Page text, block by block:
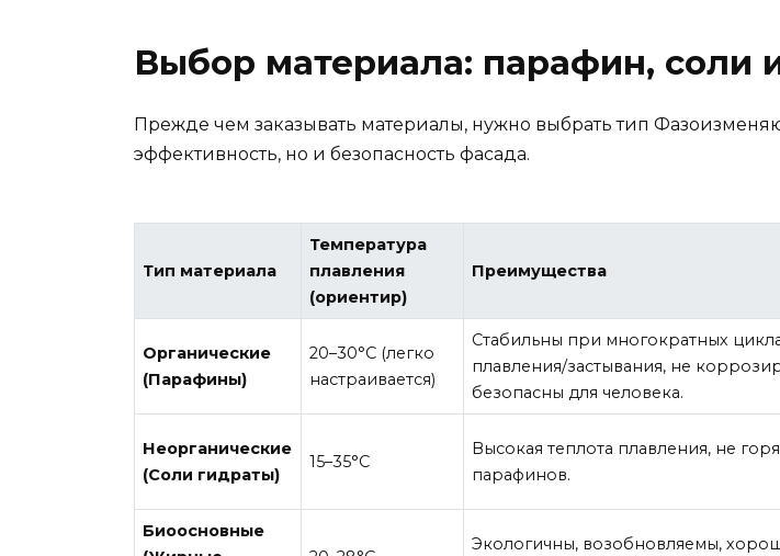
Выбор материала: парафин, соли
Прежде чем заказывать материалы, нужно выбрать тип
эффективность, но и безопасность фасада.
Тип материала
Температура
плавления
(ориентир)
Преимущества
Органические
(Парафины)
20–30°C (легко
настраивается)
Стабильны при многократных
плавления/застывания, не
безопасны для человека.
Неорганические
(Соли гидраты)
15–35°C
Высокая теплота плавления, не
парафинов.
Биоосновные
Экологичны, возобновляемы,